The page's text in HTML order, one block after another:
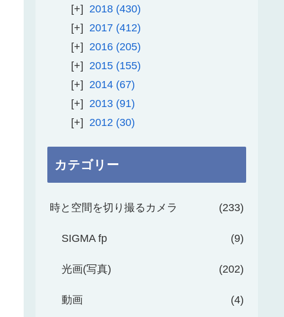
2018 430
2017 412
2016 205
2015 155
2014 67
2013 91
2012
30
カテゴリー
時と空間を切り撮るカメラ 233
SIGMA fp 9
光画(写真) 202
動画 4